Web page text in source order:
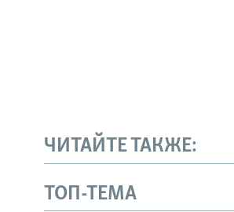
ЧИТАЙТЕ ТАКЖЕ:
ТОП-ТЕМА